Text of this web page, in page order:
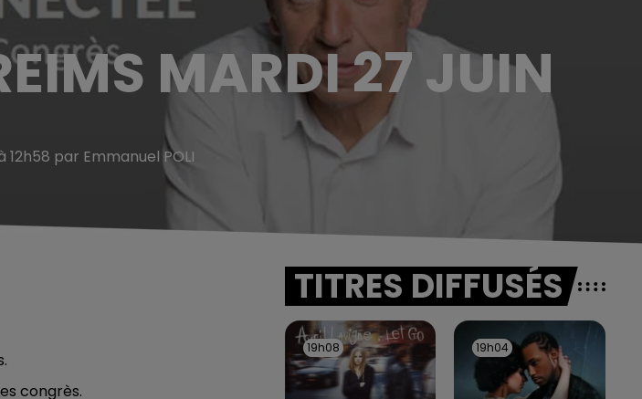
MARDI 27 JUIN
12h58 par Emmanuel POLI
congrès.
TITRES DIFFUSÉS
19h08
19h08 19h04
19h04